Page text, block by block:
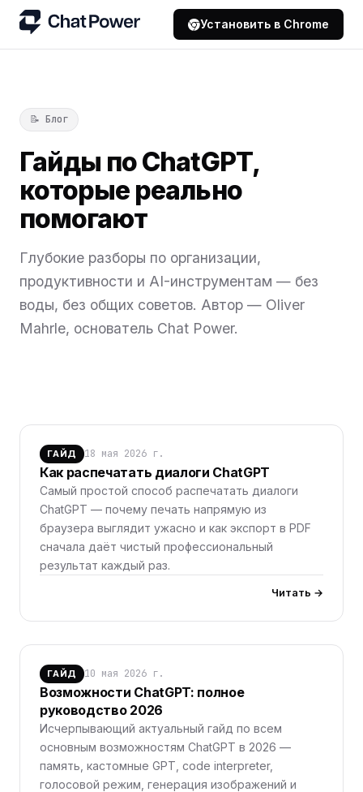
Установить в Chrome
📝 Блог
Гайды по ChatGPT,
которые реально
помогают
Глубокие разборы по организации,
продуктивности и AI-инструментам — без
воды, без общих советов. Автор — Oliver
Mahrle, основатель Chat Power.
ГАЙД 18 мая 2026 г.
Как распечатать диалоги ChatGPT
Самый простой способ распечатать диалоги
ChatGPT — почему печать напрямую из
браузера выглядит ужасно и как экспорт в PDF
сначала даёт чистый профессиональный
результат каждый раз.
Читать →
ГАЙД 10 мая 2026 г.
Возможности ChatGPT: полное
руководство 2026
Исчерпывающий актуальный гайд по всем
основным возможностям ChatGPT в 2026 —
память, кастомные GPT, code interpreter,
голосовой режим, генерация изображений и